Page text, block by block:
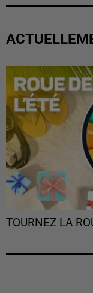
TOURNEZ LA